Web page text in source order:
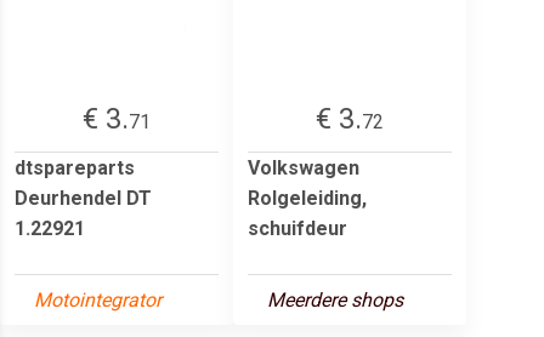
€ 3.71
dtspareparts
Deurhendel DT
1.22921
Motointegrator
€ 3.72
Volkswagen
Rolgeleiding,
schuifdeur
Meerdere shops